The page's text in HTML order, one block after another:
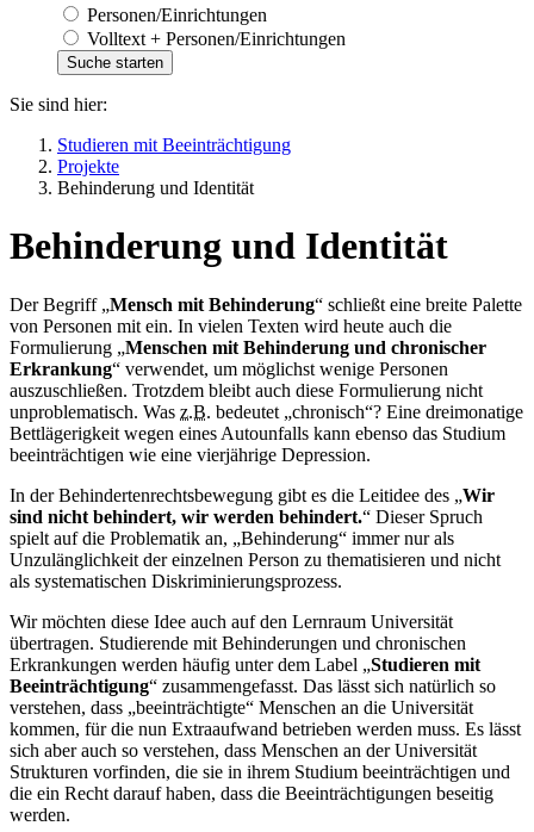
Personen/Einrichtungen
Volltext + Personen/Einrichtungen
Sie sind hier:
Studieren mit Beeinträchtigung
Projekte
Behinderung und Identität
Behinderung und Identität
Der Begriff „Mensch mit Behinderung“ schließt eine breite Palette
von Personen mit ein. In vielen Texten wird heute auch die
Formulierung „Menschen mit Behinderung und chronischer
Erkrankung“ verwendet, um möglichst wenige Personen
auszuschließen. Trotzdem bleibt auch diese Formulierung nicht
unproblematisch. Was z.B. bedeutet „chronisch“? Eine dreimonatige
Bettlägerigkeit wegen eines Autounfalls kann ebenso das Studium
beeinträchtigen wie eine vierjährige Depression.
In der Behindertenrechtsbewegung gibt es die Leitidee des „Wir
sind nicht behindert, wir werden behindert.“ Dieser Spruch
spielt auf die Problematik an, „Behinderung“ immer nur als
Unzulänglichkeit der einzelnen Person zu thematisieren und nicht
als systematischen Diskriminierungsprozess.
Wir möchten diese Idee auch auf den Lernraum Universität
übertragen. Studierende mit Behinderungen und chronischen
Erkrankungen werden häufig unter dem Label „Studieren mit
Beeinträchtigung“ zusammengefasst. Das lässt sich natürlich so
verstehen, dass „beeinträchtigte“ Menschen an die Universität
kommen, für die nun Extraaufwand betrieben werden muss. Es lässt
sich aber auch so verstehen, dass Menschen an der Universität
Strukturen vorfinden, die sie in ihrem Studium beeinträchtigen und
die ein Recht darauf haben, dass die Beeinträchtigungen beseitig
werden.